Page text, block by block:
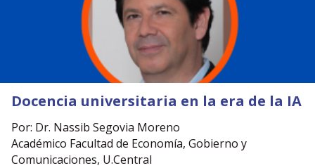
Docencia universitaria en la era de la IA
Por: Dr. Nassib Segovia Moreno
Académico Facultad de Economía, Gobierno y
Comunicaciones, U.Central